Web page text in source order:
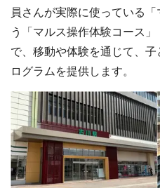
員さんが実際に使っている
う「マルス操作体験コース
で、移動や体験を通じて、
ログラムを提供します。